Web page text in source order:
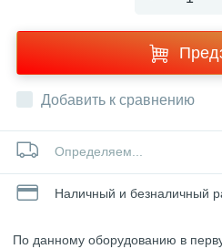
Добавить к сравнению
Определяем...
Наличный и безналичный
По данному оборудованию в